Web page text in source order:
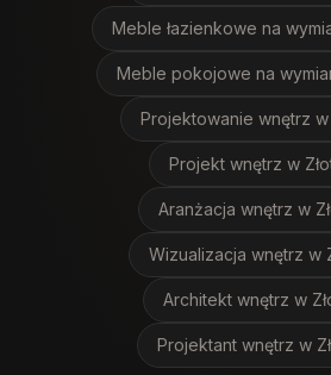
Meble łazienkowe na
Meble pokojowe na
Projektowanie wnętrz w
Projekt wnętrz w
Aranżacja wnętrz w
Wizualizacja wnętrz w
Architekt wnętrz w
Projektant wnętrz w